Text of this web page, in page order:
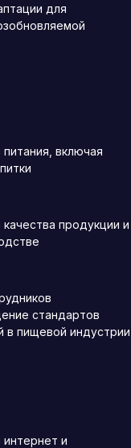
для
включая
продукции и
стандартов
в пищевой индустрии
и